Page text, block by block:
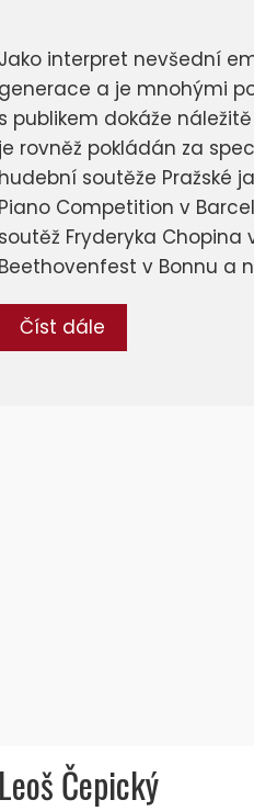
Jako interpret nevšední
generace a je mnohými
s publikem dokáže
je rovněž pokládán za
hudební soutěže Pražské
Piano Competition v
soutěž Fryderyka
Beethovenfest v Bonnu a
Číst dále
Leoš Čepický